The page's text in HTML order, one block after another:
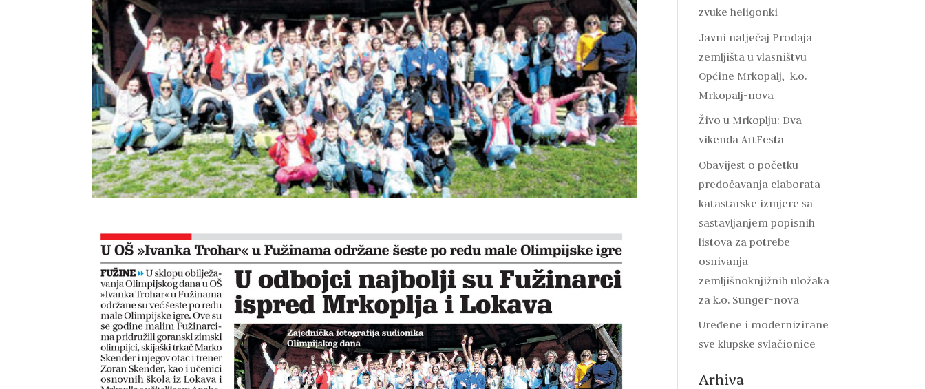
zvuke heligonki
Javni natječaj Prodaja
zemljišta u vlasništvu
Općine Mrkopalj, k.o.
Mrkopalj-nova
Živo u Mrkoplju: Dva
vikenda ArtFesta
Obavijest o početku
predočavanja elaborata
katastarske izmjere sa
sastavljanjem popisnih
listova za potrebe
osnivanja
zemljišnoknjižnih uložaka
za k.o. Sunger-nova
Uređene i modernizirane
sve klupske svlačionice
Arhiva